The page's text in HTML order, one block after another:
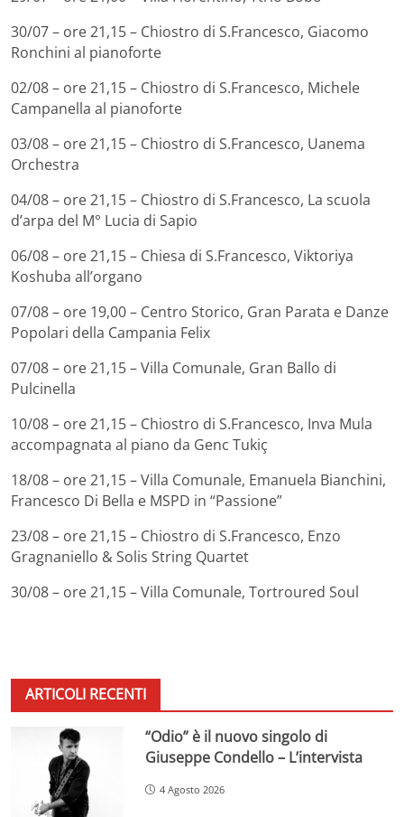
30/07 – ore 21,15 – Chiostro di S.Francesco, Giacomo
Ronchini al pianoforte
02/08 – ore 21,15 – Chiostro di S.Francesco, Michele
Campanella al pianoforte
03/08 – ore 21,15 – Chiostro di S.Francesco, Uanema
Orchestra
04/08 – ore 21,15 – Chiostro di S.Francesco, La scuola
d’arpa del M° Lucia di Sapio
06/08 – ore 21,15 – Chiesa di S.Francesco, Viktoriya
Koshuba all’organo
07/08 – ore 19,00 – Centro Storico, Gran Parata e Danze
Popolari della Campania Felix
07/08 – ore 21,15 – Villa Comunale, Gran Ballo di
Pulcinella
10/08 – ore 21,15 – Chiostro di S.Francesco, Inva Mula
accompagnata al piano da Genc Tukiç
18/08 – ore 21,15 – Villa Comunale, Emanuela Bianchini,
Francesco Di Bella e MSPD in “Passione”
23/08 – ore 21,15 – Chiostro di S.Francesco, Enzo
Gragnaniello & Solis String Quartet
30/08 – ore 21,15 – Villa Comunale, Tortroured Soul
ARTICOLI RECENTI
“Odio” è il nuovo singolo di
Giuseppe Condello – L’intervista
4 Agosto 2026